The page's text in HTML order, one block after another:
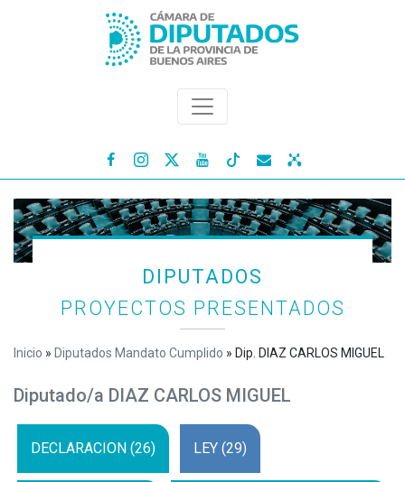
   
DIPUTADOS
PROYECTOS PRESENTADOS
Inicio » Diputados Mandato Cumplido » Dip. DIAZ CARLOS MIGUEL
Diputado/a DIAZ CARLOS MIGUEL
DECLARACION (26) LEY (29)